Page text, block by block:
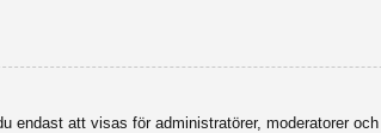
endast att visas för administratörer, moderatorer